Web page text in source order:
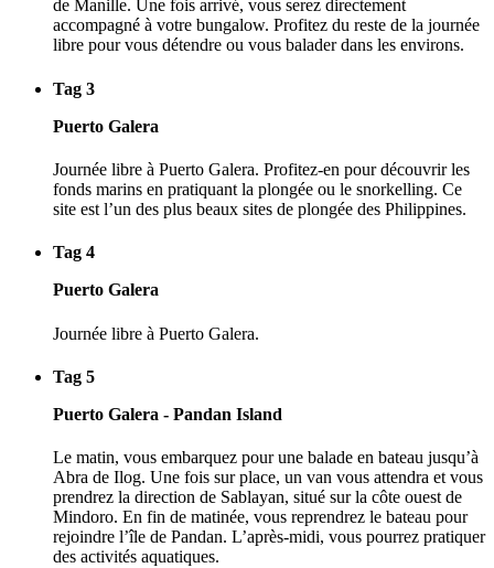
de Manille. Une fois arrivé, vous serez directement
accompagné à votre bungalow. Profitez du reste de la journée
libre pour vous détendre ou vous balader dans les environs.
Tag 3
Puerto Galera
Journée libre à Puerto Galera. Profitez-en pour découvrir les
fonds marins en pratiquant la plongée ou le snorkelling. Ce
site est l’un des plus beaux sites de plongée des Philippines.
Tag 4
Puerto Galera
Journée libre à Puerto Galera.
Tag 5
Puerto Galera - Pandan Island
Le matin, vous embarquez pour une balade en bateau jusqu’à
Abra de Ilog. Une fois sur place, un van vous attendra et vous
prendrez la direction de Sablayan, situé sur la côte ouest de
Mindoro. En fin de matinée, vous reprendrez le bateau pour
rejoindre l’île de Pandan. L’après-midi, vous pourrez pratiquer
des activités aquatiques.